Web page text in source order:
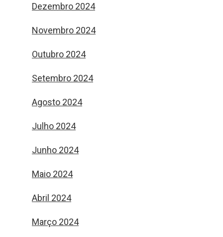
Dezembro 2024
Novembro 2024
Outubro 2024
Setembro 2024
Agosto 2024
Julho 2024
Junho 2024
Maio 2024
Abril 2024
Março 2024